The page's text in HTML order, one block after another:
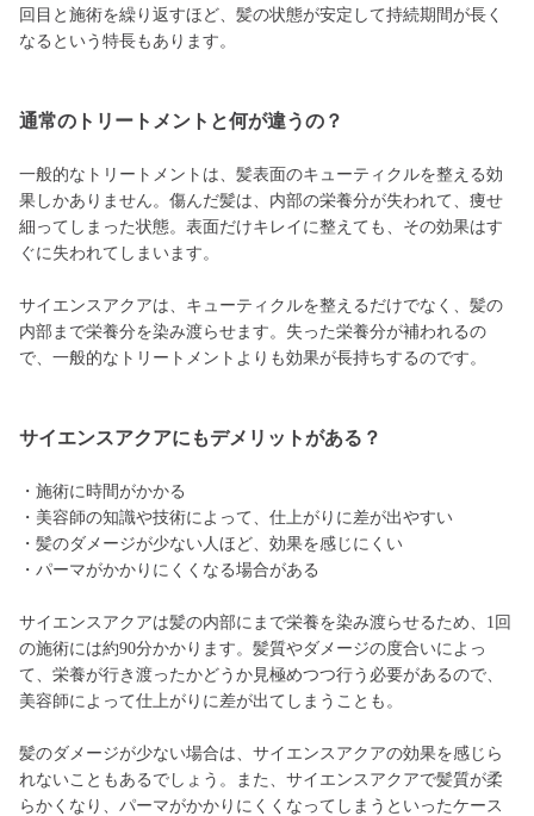
回目と施術を繰り返すほど、髪の状態が安定して持続期間が長く
なるという特長もあります。
通常のトリートメントと何が違うの？
一般的なトリートメントは、髪表面のキューティクルを整える効
果しかありません。傷んだ髪は、内部の栄養分が失われて、痩せ
細ってしまった状態。表面だけキレイに整えても、その効果はす
ぐに失われてしまいます。
サイエンスアクアは、キューティクルを整えるだけでなく、髪の
内部まで栄養分を染み渡らせます。失った栄養分が補われるの
で、一般的なトリートメントよりも効果が長持ちするのです。
サイエンスアクアにもデメリットがある？
・施術に時間がかかる
・美容師の知識や技術によって、仕上がりに差が出やすい
・髪のダメージが少ない人ほど、効果を感じにくい
・パーマがかかりにくくなる場合がある
サイエンスアクアは髪の内部にまで栄養を染み渡らせるため、1回
の施術には約90分かかります。髪質やダメージの度合いによっ
て、栄養が行き渡ったかどうか見極めつつ行う必要があるので、
美容師によって仕上がりに差が出てしまうことも。
髪のダメージが少ない場合は、サイエンスアクアの効果を感じら
れないこともあるでしょう。また、サイエンスアクアで髪質が柔
らかくなり、パーマがかかりにくくなってしまうといったケース